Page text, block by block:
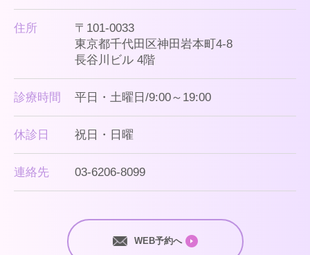
住所
〒101-0033
東京都千代田区神田岩本町4-8
長谷川ビル 4階
診療時間 平日・土曜日/9:00～19:00
休診日 祝日・日曜
連絡先 03-6206-8099
WEB予約へ